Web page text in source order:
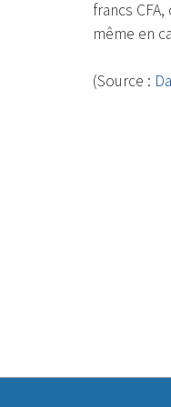
francs
même en
(Source :